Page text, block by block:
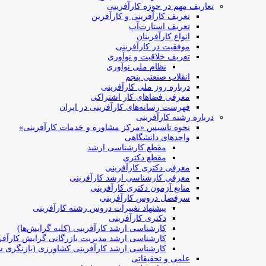
تعاریف مهم در حوزه کارآفرینی
تعریف کارآفرینی و کارآفرین
تعریف استارت‌آپ
انواع کارآفرینان
موفقیت در کارآفرینی
تعریف خلاقیت و نوآوری
نظام ملی نوآوری
انقلاب صنعتی پنجم
درباره روز ملی کارآفرینی
معرفی فضاهای کار اشتراکی
فهرست رسانه‌های کارآفرینی در ایران
درباره رشته کارآفرینی
نحوه تاسیس «مرکز مشاوره و خدمات کارآفرینی»
واحدهای دانشگاهی
مقطع کارشناسی ارشد
مقطع دکتری
معرفی دکتری کارآفرینی
معرفی کارشناسی ارشد کارآفرینی
منابع آزمون دکتری کارآفرینی
سرفصل دروس کارآفرینی
پیشنهاد تغییرات دروس رشته کارآفرینی
دکتری کارآفرینی
کارشناسی ارشد کارآفرینی (کلیه گرایش‌ها)
کارشناسی ارشد مدیریت بازرگانی گرایش
کارشناسی ارشد کارآفرینی کشاورزی (بازنگری
علمی و تحقیقاتی